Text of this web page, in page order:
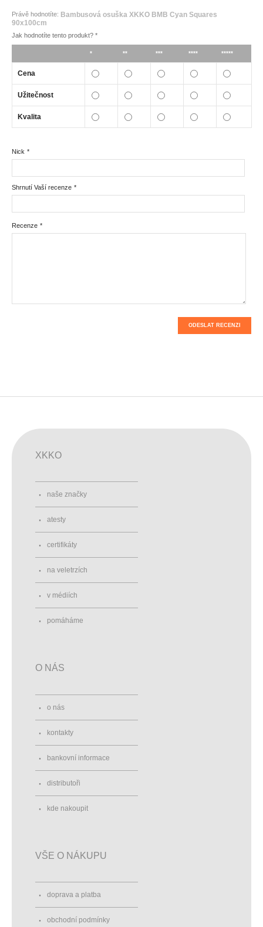
Právě hodnotíte: Bambusová osuška XKKO BMB Cyan Squares
90x100cm
Jak hodnotíte tento produkt? *
* ** *** **** *****
Cena
Užitečnost
Kvalita
*
Nick
*
Shrnutí Vaší recenze
*
Recenze
ODESLAT RECENZI
XKKO
naše značky
atesty
certifikáty
na veletrzích
v médiích
pomáháme
O NÁS
o nás
kontakty
bankovní informace
distributoři
kde nakoupit
VŠE O NÁKUPU
doprava a platba
obchodní podmínky